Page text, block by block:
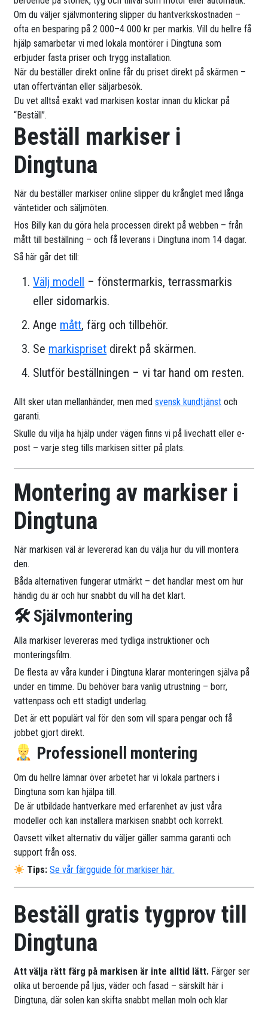
Om du väljer självmontering slipper du hantverkskostnaden –
ofta en besparing på 2 000–4 000 kr per markis. Vill du hellre få
hjälp samarbetar vi med lokala montörer i Dingtuna som
erbjuder fasta priser och trygg installation.
När du beställer direkt online får du priset direkt på skärmen –
utan offertväntan eller säljarbesök.
Du vet alltså exakt vad markisen kostar innan du klickar på
“Beställ”.
Beställ markiser i
Dingtuna
När du beställer markiser online slipper du krånglet med långa
väntetider och säljmöten.
Hos Billy kan du göra hela processen direkt på webben – från
mått till beställning – och få leverans i Dingtuna inom 14 dagar.
Så här går det till:
Välj modell – fönstermarkis, terrassmarkis
eller sidomarkis.
Ange mått, färg och tillbehör.
Se markispriset direkt på skärmen.
Slutför beställningen – vi tar hand om resten.
Allt sker utan mellanhänder, men medsvensk kundtjänst och
garanti.
Skulle du vilja ha hjälp under vägen finns vi på livechatt eller e-
post – varje steg tills markisen sitter på plats.
Montering av markiser i
Dingtuna
När markisen väl är levererad kan du välja hur du vill montera
den.
Båda alternativen fungerar utmärkt – det handlar mest om hur
händig du är och hur snabbt du vill ha det klart.
🛠 Självmontering
Alla markiser levereras med tydliga instruktioner och
monteringsfilm.
De flesta av våra kunder i Dingtuna klarar monteringen själva på
under en timme. Du behöver bara vanlig utrustning – borr,
vattenpass och ett stadigt underlag.
Det är ett populärt val för den som vill spara pengar och få
jobbet gjort direkt.
Professionell montering
Om du hellre lämnar över arbetet har vi lokala partners i
Dingtuna som kan hjälpa till.
De är utbildade hantverkare med erfarenhet av just våra
modeller och kan installera markisen snabbt och korrekt.
Oavsett vilket alternativ du väljer gäller samma garanti och
support från oss.
Tips: Se vår färgguide för markiser här.
Beställ gratis tygprov till
Dingtuna
Att välja rätt färg på markisen är inte alltid lätt. Färger ser
olika ut beroende på ljus, väder och fasad – särskilt här i
Dingtuna, där solen kan skifta snabbt mellan moln och klar